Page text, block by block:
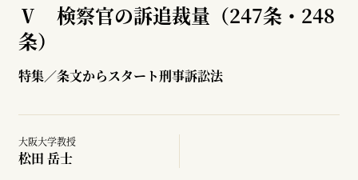
Ⅴ 検察官の訴追裁量（247条・248
条）
特集／条文からスタート刑事訴訟法
大阪大学教授
松田 岳士